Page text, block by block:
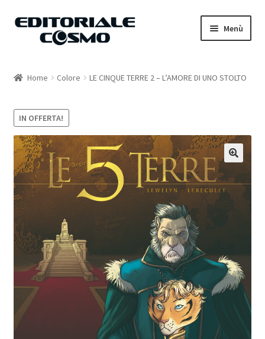
Vai
Vai
Menù
Carrello
Il mio account
Home Colore LE CINQUE TERRE 2 – L’AMORE DI UNO STOLTO
IN OFFERTA!